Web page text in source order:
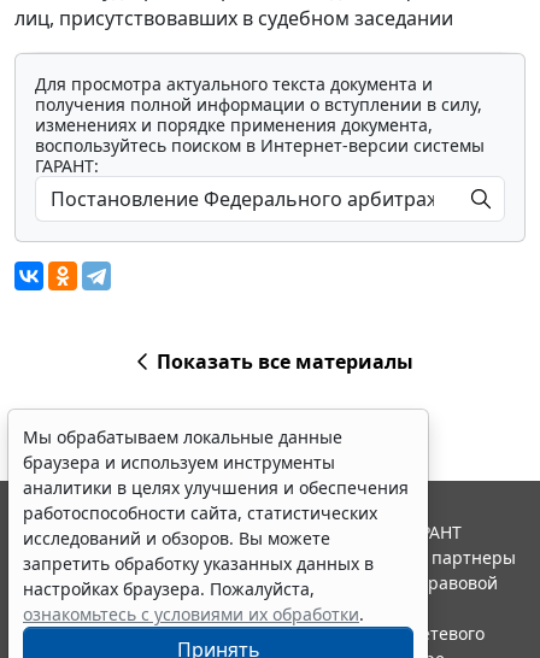
лиц, присутствовавших в судебном заседании
Для просмотра актуального текста документа и
получения полной информации о вступлении в силу,
изменениях и порядке применения документа,
воспользуйтесь поиском в Интернет-версии системы
ГАРАНТ:
Показать все материалы
Мы обрабатываем локальные данные
браузера и используем инструменты
аналитики в целях улучшения и обеспечения
работоспособности сайта, статистических
исследований и обзоров. Вы можете
запретить обработку указанных данных в
настройках браузера. Пожалуйста,
ознакомьтесь с условиями их обработки.
Принять
© ООО "НПП "ГАРАНТ-СЕРВИС", 2026. Система ГАРАНТ
выпускается с 1990 года. Компания "Гарант" и ее партнеры
являются участниками Российской ассоциации правовой
информации ГАРАНТ.
Портал ГАРАНТ.РУ зарегистрирован в качестве сетевого